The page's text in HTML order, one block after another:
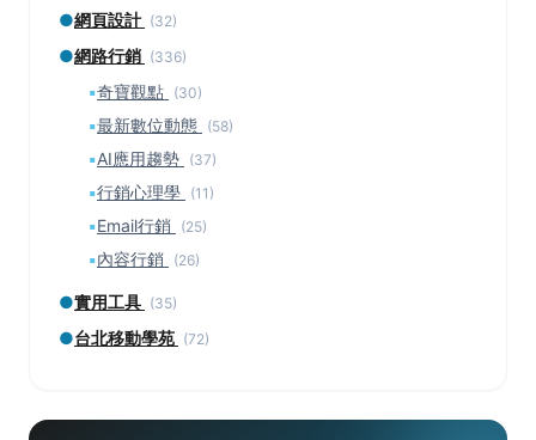
●網頁設計 (32)
●網路行銷 (336)
▪奇寶觀點 (30)
▪最新數位動態 (58)
▪AI應用趨勢 (37)
▪行銷心理學 (11)
▪Email行銷 (25)
▪內容行銷 (26)
●實用工具 (35)
●台北移動學苑 (72)